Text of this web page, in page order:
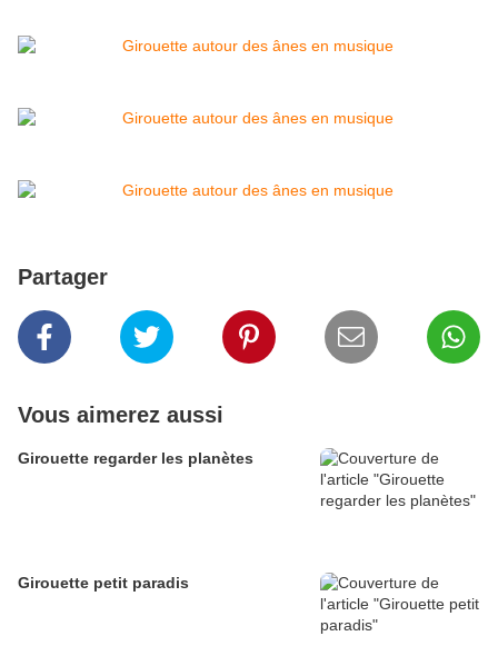
Partager
Vous aimerez aussi
Girouette regarder les planètes
Girouette petit paradis